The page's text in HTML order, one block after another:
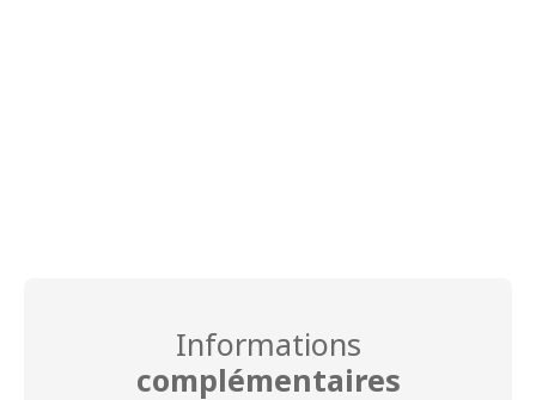
Informations
complémentaires